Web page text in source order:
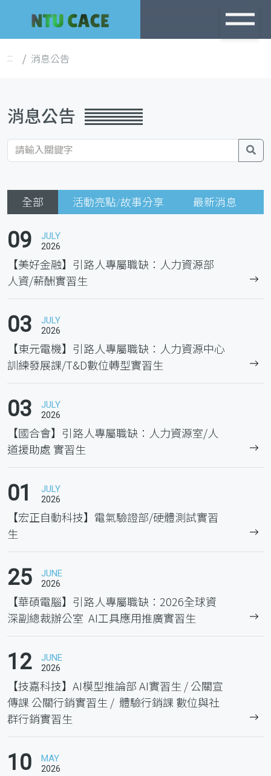
要
::: 消息公告
消息公告
搜
全部 活動亮點/故事分享 最新消息
09 JULY
2026
【美好金融】引路人專屬職缺：人力資源部
人資/薪酬實習生
03 JULY
2026
【東元電機】引路人專屬職缺：人力資源中心
訓練發展課/T&D數位轉型實習生
03 JULY
2026
【國合會】引路人專屬職缺：人力資源室/人
道援助處 實習生
01 JULY
2026
【宏正自動科技】電氣驗證部/硬體測試實習
生
25 JUNE
2026
【華碩電腦】引路人專屬職缺：2026全球資
深副總裁辦公室 AI工具應用推廣實習生
12 JUNE
2026
【技嘉科技】AI模型推論部 AI實習生 / 公關宣
傳課 公關行銷實習生 / 體驗行銷課 數位與社
群行銷實習生
10 MAY
2026